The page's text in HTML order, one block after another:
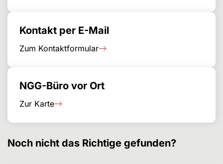
Kontakt per E-Mail
Zum Kontaktformular
NGG-Büro vor Ort
Zur Karte
Noch nicht das Richtige gefunden?